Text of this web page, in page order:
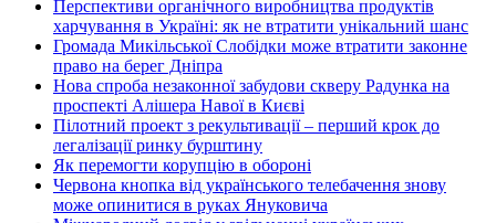
Перспективи органічного виробництва продуктів
харчування в Україні: як не втратити унікальний шанс
Громада Микільської Слобідки може втратити законне
право на берег Дніпра
Нова спроба незаконної забудови скверу Радунка на
проспекті Алішера Навої в Києві
Пілотний проект з рекультивації – перший крок до
легалізації ринку бурштину
Як перемогти корупцію в обороні
Червона кнопка від українського телебачення знову
може опинитися в руках Януковича